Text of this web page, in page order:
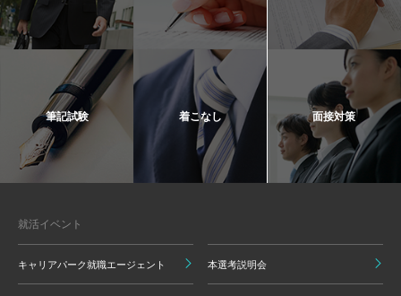
筆記試験 着こなし 面接対策
就活イベント
キャリアパーク就職エージェント 本選考説明会